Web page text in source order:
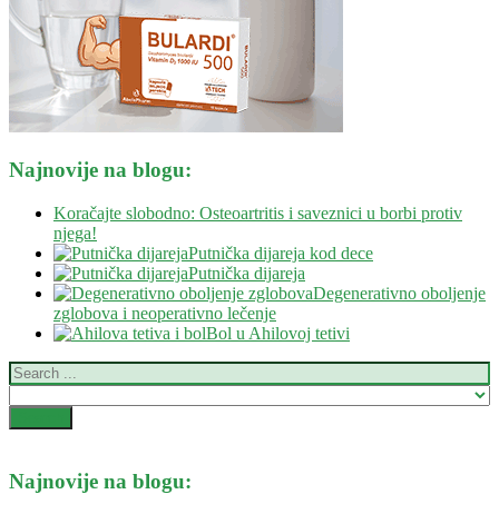
Najnovije na blogu:
Koračajte slobodno: Osteoartritis i saveznici u borbi protiv
njega!
Putnička dijareja kod dece
Putnička dijareja
Degenerativno oboljenje
zglobova i neoperativno lečenje
Bol u Ahilovoj tetivi
Najnovije na blogu: